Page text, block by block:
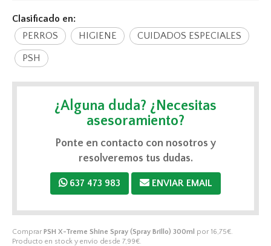
Comprar PSH X-Treme Shine Spray (Spray Brillo) 300ml por 16,75€
Producto en stock y envío desde 7,99€
Clasificado en:
PERROS
HIGIENE CUIDADOS ESPECIALES
PSH
¿Alguna duda? ¿Necesitas
asesoramiento?
Ponte en contacto con nosotros y
resolveremos tus dudas.
637 473 983 ENVIAR EMAIL